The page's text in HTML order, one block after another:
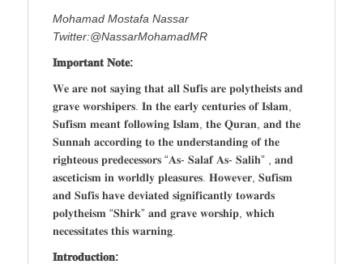
Mohamad Mostafa Nassar
Twitter:@NassarMohamadMR
𝐈𝐦𝐩𝐨𝐫𝐭𝐚𝐧𝐭 𝐍𝐨𝐭𝐞:
𝐖𝐞 𝐚𝐫𝐞 𝐧𝐨𝐭 𝐬𝐚𝐲𝐢𝐧𝐠 𝐭𝐡𝐚𝐭 𝐚𝐥𝐥 𝐒𝐮𝐟𝐢𝐬 𝐚𝐫𝐞 𝐩𝐨𝐥𝐲𝐭𝐡𝐞𝐢𝐬𝐭𝐬 𝐚𝐧𝐝
𝐠𝐫𝐚𝐯𝐞 𝐰𝐨𝐫𝐬𝐡𝐢𝐩𝐞𝐫𝐬. 𝐈𝐧 𝐭𝐡𝐞 𝐞𝐚𝐫𝐥𝐲 𝐜𝐞𝐧𝐭𝐮𝐫𝐢𝐞𝐬 𝐨𝐟 𝐈𝐬𝐥𝐚𝐦,
𝐒𝐮𝐟𝐢𝐬𝐦 𝐦𝐞𝐚𝐧𝐭 𝐟𝐨𝐥𝐥𝐨𝐰𝐢𝐧𝐠 𝐈𝐬𝐥𝐚𝐦, 𝐭𝐡𝐞 𝐐𝐮𝐫𝐚𝐧, 𝐚𝐧𝐝 𝐭𝐡𝐞
𝐒𝐮𝐧𝐧𝐚𝐡 𝐚𝐜𝐜𝐨𝐫𝐝𝐢𝐧𝐠 𝐭𝐨 𝐭𝐡𝐞 𝐮𝐧𝐝𝐞𝐫𝐬𝐭𝐚𝐧𝐝𝐢𝐧𝐠 𝐨𝐟 𝐭𝐡𝐞
𝐫𝐢𝐠𝐡𝐭𝐞𝐨𝐮𝐬 𝐩𝐫𝐞𝐝𝐞𝐜𝐞𝐬𝐬𝐨𝐫𝐬 “𝐀𝐬- 𝐒𝐚𝐥𝐚𝐟 𝐀𝐬- 𝐒𝐚𝐥𝐢𝐡” , 𝐚𝐧𝐝
𝐚𝐬𝐜𝐞𝐭𝐢𝐜𝐢𝐬𝐦 𝐢𝐧 𝐰𝐨𝐫𝐥𝐝𝐥𝐲 𝐩𝐥𝐞𝐚𝐬𝐮𝐫𝐞𝐬. 𝐇𝐨𝐰𝐞𝐯𝐞𝐫, 𝐒𝐮𝐟𝐢𝐬𝐦
𝐚𝐧𝐝 𝐒𝐮𝐟𝐢𝐬 𝐡𝐚𝐯𝐞 𝐝𝐞𝐯𝐢𝐚𝐭𝐞𝐝 𝐬𝐢𝐠𝐧𝐢𝐟𝐢𝐜𝐚𝐧𝐭𝐥𝐲 𝐭𝐨𝐰𝐚𝐫𝐝𝐬
𝐩𝐨𝐥𝐲𝐭𝐡𝐞𝐢𝐬𝐦 “𝐒𝐡𝐢𝐫𝐤” 𝐚𝐧𝐝 𝐠𝐫𝐚𝐯𝐞 𝐰𝐨𝐫𝐬𝐡𝐢𝐩, 𝐰𝐡𝐢𝐜𝐡
𝐧𝐞𝐜𝐞𝐬𝐬𝐢𝐭𝐚𝐭𝐞𝐬 𝐭𝐡𝐢𝐬 𝐰𝐚𝐫𝐧𝐢𝐧𝐠.
𝐈𝐧𝐭𝐫𝐨𝐝𝐮𝐜𝐭𝐢𝐨𝐧: